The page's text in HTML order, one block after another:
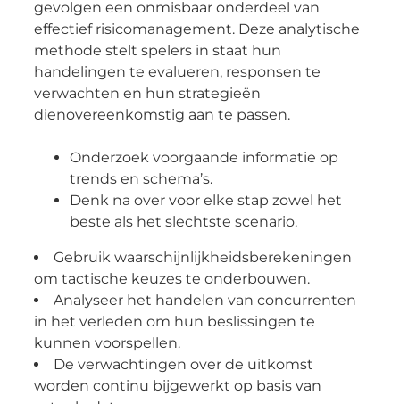
gevolgen een onmisbaar onderdeel van
effectief risicomanagement. Deze analytische
methode stelt spelers in staat hun
handelingen te evalueren, responsen te
verwachten en hun strategieën
dienovereenkomstig aan te passen.
Onderzoek voorgaande informatie op
trends en schema’s.
Denk na over voor elke stap zowel het
beste als het slechtste scenario.
Gebruik waarschijnlijkheidsberekeningen
om tactische keuzes te onderbouwen.
Analyseer het handelen van concurrenten
in het verleden om hun beslissingen te
kunnen voorspellen.
De verwachtingen over de uitkomst
worden continu bijgewerkt op basis van